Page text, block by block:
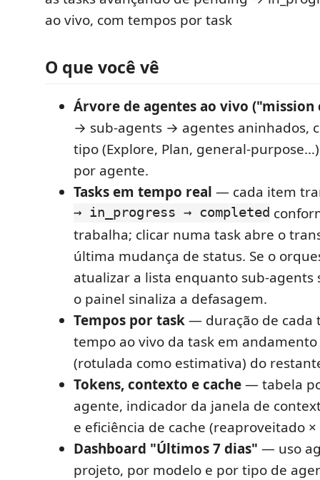
O que você vê
Árvore de agentes ao vivo
→ sub-agents → agentes aninhados,
tipo (Explore, Plan, general-
por agente.
Tasks em tempo real — cada item
→ in_progress → completed
trabalha; clicar numa task abre o
última mudança de status. Se o
atualizar a lista enquanto sub-agents
o painel sinaliza a defasagem.
Tempos por task— duração de cada
tempo ao vivo da task em
(rotulada como estimativa) do
Tokens, contexto e cache— tabela
agente, indicador da janela de
e eficiência de cache (reaproveitado
Dashboard "Últimos 7 dias" — uso
projeto, por modelo e por tipo de